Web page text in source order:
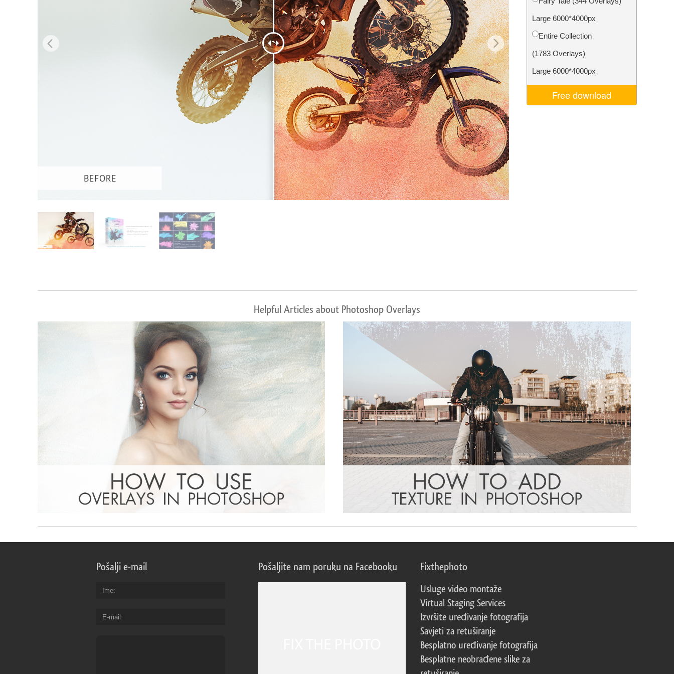
Uređivanje fotografija proizvoda Uređivanje fotografija nakita Podaci za obuku AI Video Editing Services
Large 6000*4000px
Entire Collection
(1783 Overlays)
Large 6000*4000px
Free download
Helpful Articles about Photoshop Overlays
Pošalji e-mail
Ime
E-mail
Pošaljite nam poruku na Facebooku Fixthephoto
Usluge video montaže
Virtual Staging Services
Izvršite uređivanje fotografija
Savjeti za retuširanje
Besplatno uređivanje fotografija
Besplatne neobrađene slike za